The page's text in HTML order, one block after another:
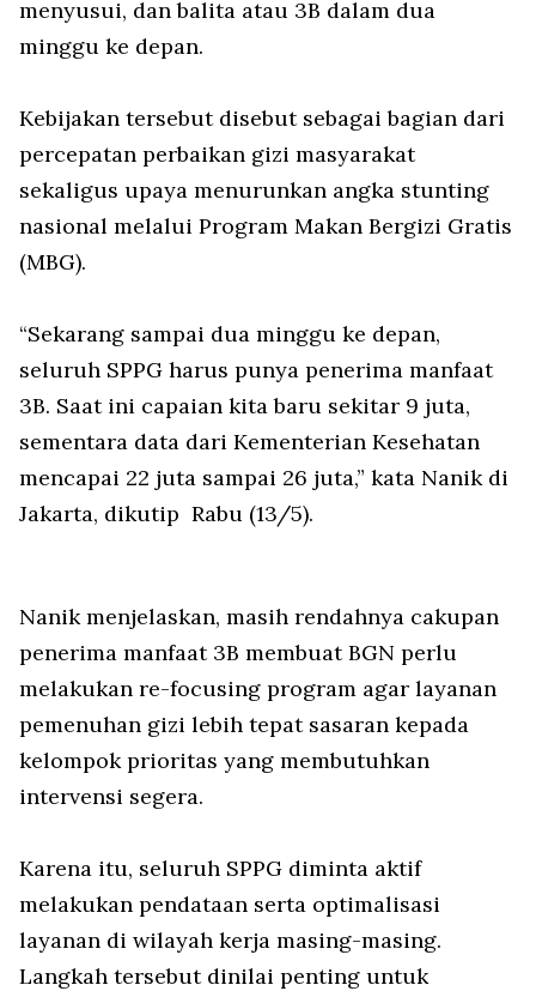
menyusui, dan balita atau 3B dalam dua
minggu ke depan.
Kebijakan tersebut disebut sebagai bagian dari
percepatan perbaikan gizi masyarakat
sekaligus upaya menurunkan angka stunting
nasional melalui Program Makan Bergizi Gratis
(MBG).
“Sekarang sampai dua minggu ke depan,
seluruh SPPG harus punya penerima manfaat
3B. Saat ini capaian kita baru sekitar 9 juta,
sementara data dari Kementerian Kesehatan
mencapai 22 juta sampai 26 juta,” kata Nanik di
Jakarta, dikutip Rabu (13/5).
Nanik menjelaskan, masih rendahnya cakupan
penerima manfaat 3B membuat BGN perlu
melakukan re-focusing program agar layanan
pemenuhan gizi lebih tepat sasaran kepada
kelompok prioritas yang membutuhkan
intervensi segera.
Karena itu, seluruh SPPG diminta aktif
melakukan pendataan serta optimalisasi
layanan di wilayah kerja masing-masing.
Langkah tersebut dinilai penting untuk